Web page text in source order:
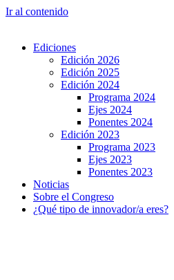
Ir al contenido
Ediciones
Edición 2026
Edición 2025
Edición 2024
Programa 2024
Ejes 2024
Ponentes 2024
Edición 2023
Programa 2023
Ejes 2023
Ponentes 2023
Noticias
Sobre el Congreso
¿Qué tipo de innovador/a eres?